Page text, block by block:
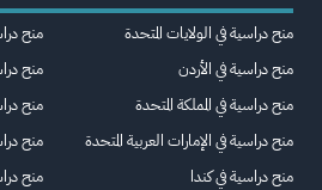
منح دراسية في الولايات المتحدة
منح دراسية في الأردن
منح دراسية في المملكة المتحدة
منح دراسية في الإمارات العربية المتحدة
منح دراسية في كندا
منح
منح
منح
منح
منح